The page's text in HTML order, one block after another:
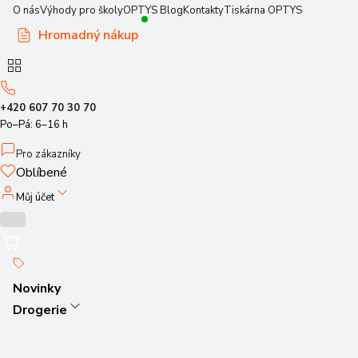
O násVýhody pro školyOPTYS BlogKontaktyTiskárna OPTYS
Hromadný nákup
+420 607 70 30 70
Po–Pá: 6–16 h
Pro zákazníky
Oblíbené
Můj účet
Novinky
Drogerie